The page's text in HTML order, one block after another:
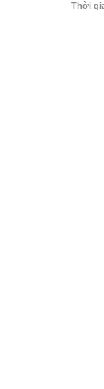
Thời